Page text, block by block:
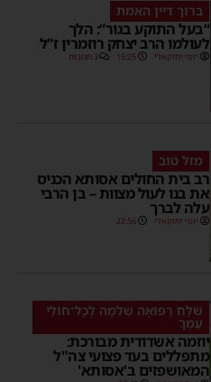
ברוך דיין האמת
“בעל התוקע בגור”: הלך
לעולמו הרב יצחק רוזמרין ז”ל
יוסי יחזקאלי 15:25 3 תגובות
מזל טוב
רב בית החולים אסותא הכניס
את בנו לעול מצוות – בן הרבי
עלה לברך
יוסי יחזקאלי 22:56
שְׁלַח רְפוּאָה שְׁלֵמָה לְכָל־חוֹלֵי
עַמֶּךָ
יוזמה אשדודית מבורכת:
מתפללים בעד פצועי צה"ל
המאושפזים ב'אסותא'